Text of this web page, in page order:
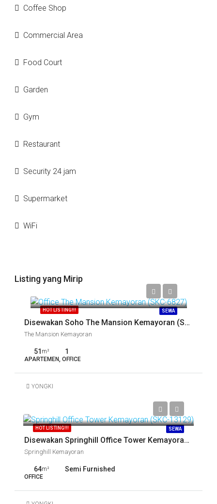
Coffee Shop
Commercial Area
Food Court
Garden
Gym
Restaurant
Security 24 jam
Supermarket
WiFi
Listing yang Mirip
HOT LISTING!!! SEWA
Disewakan Soho The Mansion Kemayoran (SKC-6836)
The Mansion Kemayoran
51 m² 1
APARTEMEN, OFFICE
YONGKI
HOT LISTING!!! SEWA
Disewakan Springhill Office Tower Kemayoran (SKC-13129)
Springhill Kemayoran
64m² Semi Furnished
OFFICE